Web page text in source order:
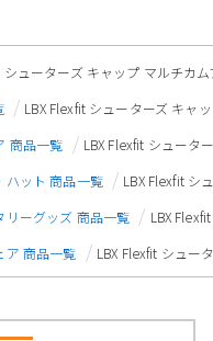
シューターズ キャップ マルチカ
LBX Flexfit シューターズ キャ
商品一覧
LBX Flexfit シュータ
ハット 商品一覧
LBX Flexfit シ
リーグッズ 商品一覧
LBX
ア 商品一覧 LBX Flexfit シュー